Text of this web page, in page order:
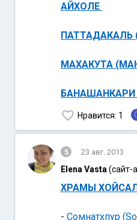
АЙХОЛЕ
ПАТТАДАКАЛЬ
МАХАКУТА
БАНАШАНКАРИ
Нравится: 1
5 23 авг. 2013
Elena Vasta (сайт-
ХРАМЫ
- Сомнатхпур